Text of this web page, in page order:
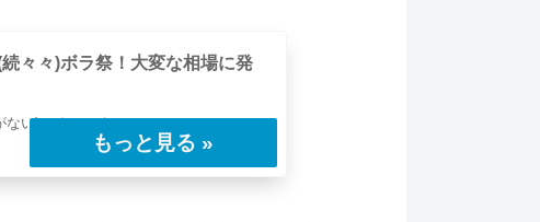
々々)ボラ祭！大変な相場に発
ない)。めちゃくちゃ……